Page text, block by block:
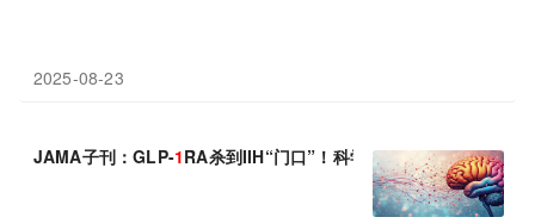
2025-08-23
JAMA子刊：GLP-1RA杀到IIH“门口”！科学家发现，使用GLP-